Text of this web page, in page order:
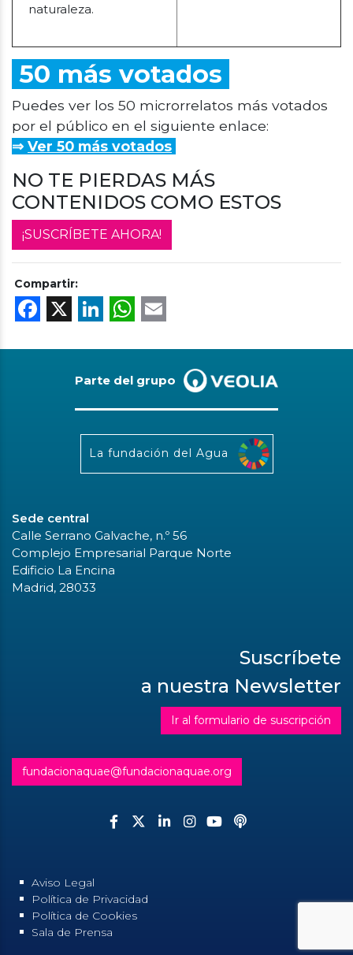
naturaleza.
50 más votados
Puedes ver los 50 microrrelatos más votados
por el público en el siguiente enlace:
⇒ Ver 50 más votados
NO TE PIERDAS MÁS
CONTENIDOS COMO ESTOS
¡SUSCRÍBETE AHORA!
Compartir:
Facebook
X LinkedIn
WhatsApp
Parte del grupo
La fundación del Agua
Sede central
Calle Serrano Galvache, n.º 56
Complejo Empresarial Parque Norte
Edificio La Encina
Madrid, 28033
Suscríbete
a nuestra Newsletter
Ir al formulario de suscripción
fundacionaquae@fundacionaquae.org
Aviso Legal
Política de Privacidad
Política de Cookies
Sala de Prensa